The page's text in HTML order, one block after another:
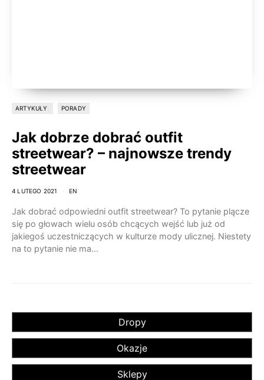
ARTYKUŁY PORADY
Jak dobrze dobrać outfit
streetwear? – najnowsze trendy
streetwear
4 LUTEGO 2021 EN
Jak dobrać odpowiedni outfit streetwear? To pytanie plącze
się po głowach wielu osób chcących wejść lub już od
jakiegoś uczestniczących w kulturze mody ulicznej. Niestety
na to pytanie nie ma…
Dropy
Okazje
Sklepy